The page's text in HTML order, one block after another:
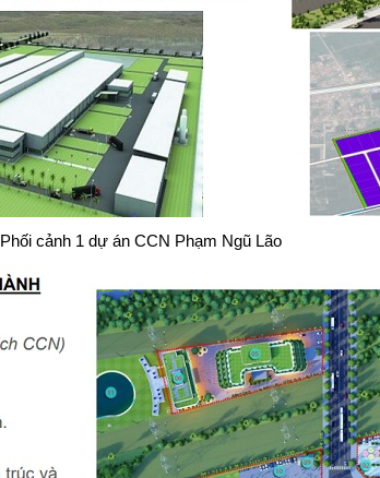
Phối cảnh 1 dự án CCN Phạm Ngũ Lão